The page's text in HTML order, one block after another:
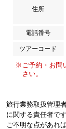
住所
電話番号
ツアーコード
※ご予約・お問
さい。
旅行業務取扱管理
に関する責任者で
ご不明な点があれ